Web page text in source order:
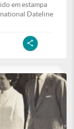
em estampa
Dateline